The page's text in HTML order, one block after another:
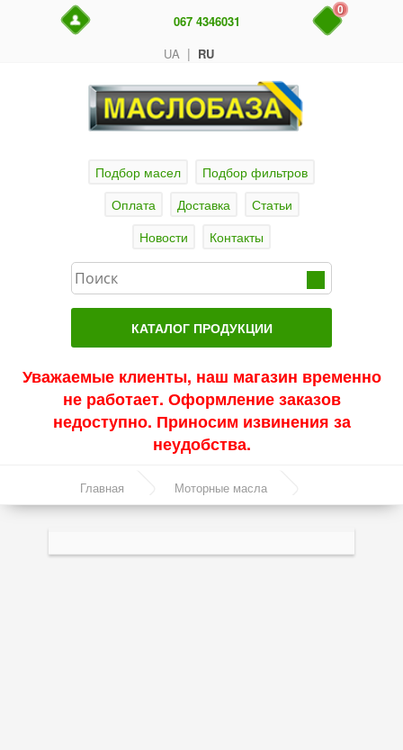
UA | RU
067 4346031
0
Подбор масел
Подбор фильтров
Оплата
Доставка
Статьи
Новости
Контакты
КАТАЛОГ ПРОДУКЦИИ
Актуальные продукты
Акции
Синтетические масла
Уважаемые клиенты, наш магазин временно
не работает. Оформление заказов
недоступно. Приносим извинения за
неудобства.
Главная Моторные масла
X1 Formula FE 5W-30 5л